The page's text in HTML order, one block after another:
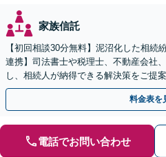
家族信託
【初回相談30分無料】泥沼化した相続
連携】司法書士や税理士、不動産会社
し、相続人が納得できる解決策をご提
測したうえで作成・執行【夜間休日の
料金表を
電話でお問い合わせ